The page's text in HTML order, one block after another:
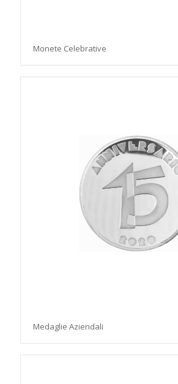
Monete Celebrative
Medaglie Aziendali